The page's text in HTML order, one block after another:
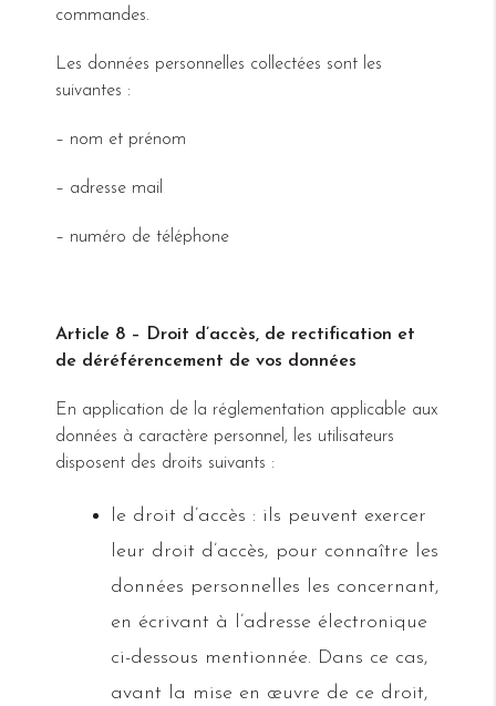
commandes.
Les données personnelles collectées sont les
suivantes :
– nom et prénom
– adresse mail
– numéro de téléphone
Article 8 – Droit d’accès, de rectification et
de déréférencement de vos données
En application de la réglementation applicable aux
données à caractère personnel, les utilisateurs
disposent des droits suivants :
le droit d’accès : ils peuvent exercer
leur droit d’accès, pour connaître les
données personnelles les concernant,
en écrivant à l’adresse électronique
ci-dessous mentionnée. Dans ce cas,
avant la mise en œuvre de ce droit,